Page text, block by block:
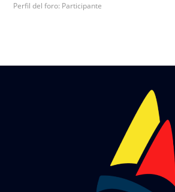
Perfil del foro: Participante